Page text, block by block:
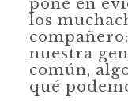
pone en
los
nuestra
común,
qué